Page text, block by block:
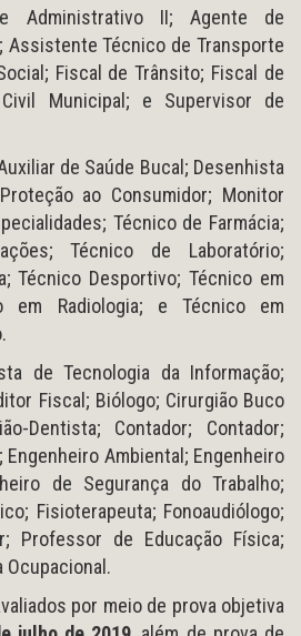
Administrativo II; Agente de
Assistente Técnico de Transporte
Fiscal de Trânsito; Fiscal de
Municipal; e Supervisor de
de Saúde Bucal; Desenhista
ao Consumidor; Monitor
Técnico de Farmácia;
Técnico de Laboratório;
Técnico Desportivo; Técnico em
em Radiologia; e Técnico em
de Tecnologia da Informação;
Fiscal; Biólogo; Cirurgião Buco
Dentista; Contador; Contador;
Engenheiro Ambiental; Engenheiro
de Segurança do Trabalho;
Fisioterapeuta; Fonoaudiólogo;
Professor de Educação Física;
Ocupacional.
por meio de prova objetiva